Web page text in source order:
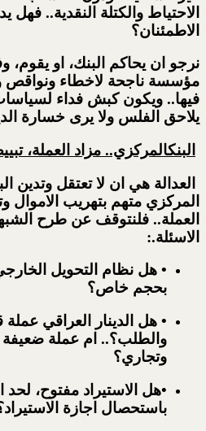
الاحتياط والكتلة النقدية..
الاطمئنان؟
نرجو ان يحاكم البنك، او يقوم،
مؤسسة ناجحة لاخطاء ونواقص
فيها.. ويكون كبش فداء
يلاحق الفلس ولا يرى خسارة
البنكالمركزي.. مزاد العملة،
العدالة هي ان لا تعتقل وتدين
المركزي متهم بتهريب الاموال
العملة.. فلنتوقف عن طرح
الاسئلة.:
• هل نظام التحويل
بحجم خاص؟
• هل الدينار العراقي
والطلب؟.. ام عملة
وتجاري؟
•هل الاستيراد مفتوح، لحد
باستحصال اجازة